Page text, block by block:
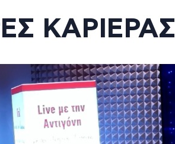
ΚΑΡΙΕΡΑΣ